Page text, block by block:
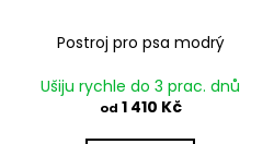
Postroj pro psa modrý
Ušiju rychle do 3 prac. dnů
od 1 410 Kč